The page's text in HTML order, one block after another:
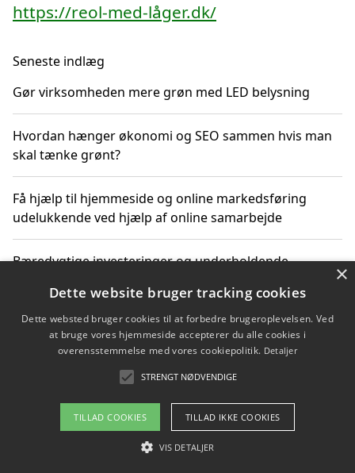
https://reol-med-låger.dk/
Seneste indlæg
Gør virksomheden mere grøn med LED belysning
Hvordan hænger økonomi og SEO sammen hvis man
skal tænke grønt?
Få hjælp til hjemmeside og online markedsføring
udelukkende ved hjælp af online samarbejde
Bæredygtige investeringer og underholdende
Sådan kan online møder for virksomheder fremme
grønne investeringer
Copyright 2026 - Pilanto Aps
Om / kontakt
×
Dette website bruger tracking cookies
Dette websted bruger cookies til at forbedre brugeroplevelsen. Ved
at bruge vores hjemmeside accepterer du alle cookies i
overensstemmelse med vores cookiepolitik. Detaljer
STRENGT NØDVENDIGE
TILLAD COOKIES TILLAD IKKE COOKIES
VIS DETALJER